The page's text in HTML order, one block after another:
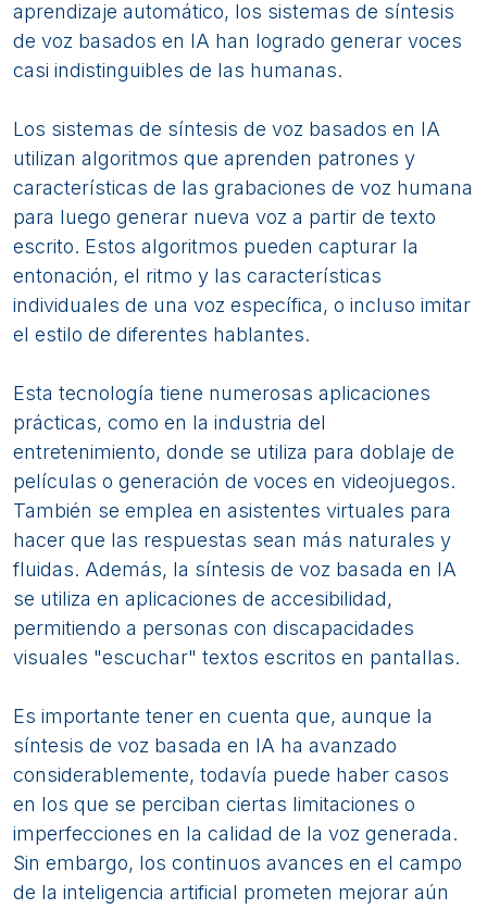
aprendizaje automático, los sistemas de síntesis
de voz basados en IA han logrado generar voces
casi indistinguibles de las humanas.
Los sistemas de síntesis de voz basados en IA
utilizan algoritmos que aprenden patrones y
características de las grabaciones de voz humana
para luego generar nueva voz a partir de texto
escrito. Estos algoritmos pueden capturar la
entonación, el ritmo y las características
individuales de una voz específica, o incluso imitar
el estilo de diferentes hablantes.
Esta tecnología tiene numerosas aplicaciones
prácticas, como en la industria del
entretenimiento, donde se utiliza para doblaje de
películas o generación de voces en videojuegos.
También se emplea en asistentes virtuales para
hacer que las respuestas sean más naturales y
fluidas. Además, la síntesis de voz basada en IA
se utiliza en aplicaciones de accesibilidad,
permitiendo a personas con discapacidades
visuales "escuchar" textos escritos en pantallas.
Es importante tener en cuenta que, aunque la
síntesis de voz basada en IA ha avanzado
considerablemente, todavía puede haber casos
en los que se perciban ciertas limitaciones o
imperfecciones en la calidad de la voz generada.
Sin embargo, los continuos avances en el campo
de la inteligencia artificial prometen mejorar aún